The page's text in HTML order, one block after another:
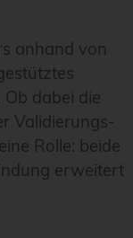
anhand von
dabei die
Validierungs-
Rolle: beide
erweitert